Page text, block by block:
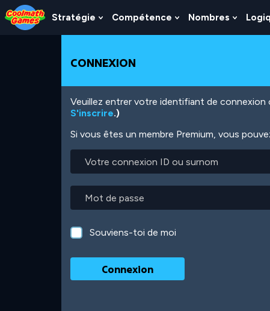
Skip
to
Top
Skip
to
Navigation
Skip
to
Main
Skip
to
Footer
Aller
au
contenu
Stratégie
Show
Submenu
Stratégie
Compétence
Show
Submenu
Nombres
Show
CONNEXION
Veuillez entrer votre identifiant de connexion
S'inscrire.)
Si vous êtes un membre Premium, vous
connexion
ou
surnom
Souviens-toi de moi